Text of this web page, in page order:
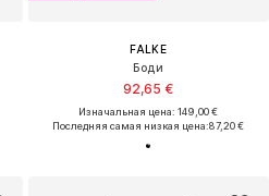
FALKE
Боди
92,65 €
Изначальная цена: 149,00 €
Последняя самая низкая цена:87,20 €